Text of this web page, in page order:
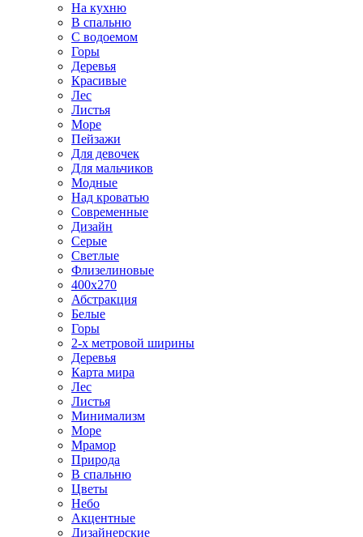
На кухню
В спальню
С водоемом
Горы
Деревья
Красивые
Лес
Листья
Море
Пейзажи
Для девочек
Для мальчиков
Модные
Над кроватью
Современные
Дизайн
Серые
Светлые
Флизелиновые
400х270
Абстракция
Белые
Горы
2-х метровой ширины
Деревья
Карта мира
Лес
Листья
Минимализм
Море
Мрамор
Природа
В спальню
Цветы
Небо
Акцентные
Дизайнерские